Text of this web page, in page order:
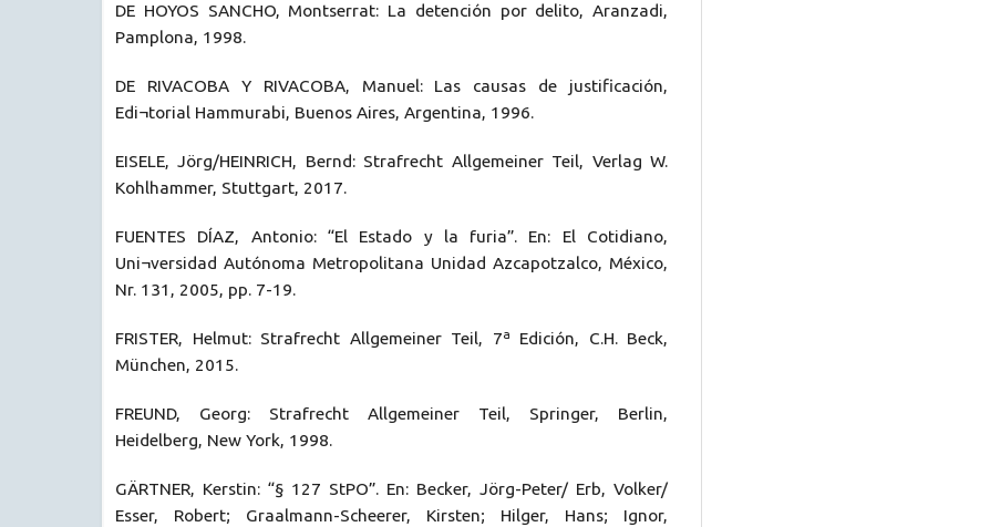
DE HOYOS SANCHO, Montserrat: La detención por delito, Aranzadi,
Pamplona, 1998.
DE RIVACOBA Y RIVACOBA, Manuel: Las causas de justificación,
Edi¬torial Hammurabi, Buenos Aires, Argentina, 1996.
EISELE, Jörg/HEINRICH, Bernd: Strafrecht Allgemeiner Teil, Verlag W.
Kohlhammer, Stuttgart, 2017.
FUENTES DÍAZ, Antonio: “El Estado y la furia”. En: El Cotidiano,
Uni¬versidad Autónoma Metropolitana Unidad Azcapotzalco, México,
Nr. 131, 2005, pp. 7-19.
FRISTER, Helmut: Strafrecht Allgemeiner Teil, 7ª Edición, C.H. Beck,
München, 2015.
FREUND, Georg: Strafrecht Allgemeiner Teil, Springer, Berlin,
Heidelberg, New York, 1998.
GÄRTNER, Kerstin: “§ 127 StPO”. En: Becker, Jörg-Peter/ Erb, Volker/
Esser, Robert; Graalmann-Scheerer, Kirsten; Hilger, Hans; Ignor,